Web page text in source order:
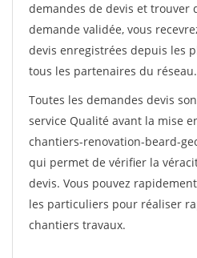
demandes de devis et trouver
demande validée, vous
devis enregistrées depuis les
tous les partenaires du réseau.
Toutes les demandes devis
service Qualité avant la mise
chantiers-renovation-beard-
qui permet de vérifier la
devis. Vous pouvez
les particuliers pour réaliser
chantiers travaux.